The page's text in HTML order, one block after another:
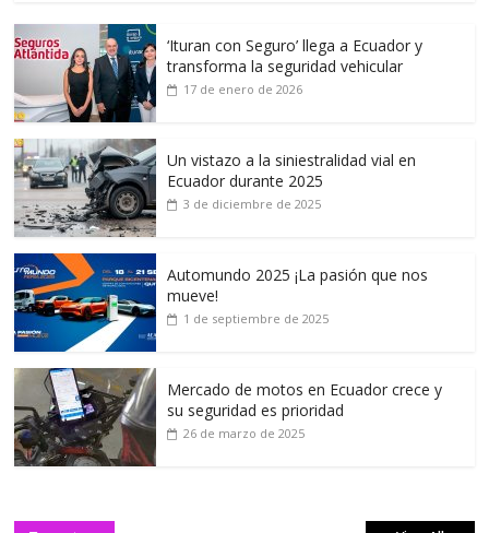
‘Ituran con Seguro’ llega a Ecuador y
transforma la seguridad vehicular
17 de enero de 2026
Un vistazo a la siniestralidad vial en
Ecuador durante 2025
3 de diciembre de 2025
Automundo 2025 ¡La pasión que nos
mueve!
1 de septiembre de 2025
Mercado de motos en Ecuador crece y
su seguridad es prioridad
26 de marzo de 2025